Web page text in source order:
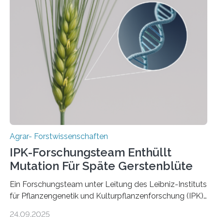
Kulturpflanzenforschung (IPK) zeigt, dass die heutige
Gerste aus verschiedenen Wildpopulationen im
sogenannten Fruchtbaren Halbmond hervorgegangen
ist. Sie besitzt also eine Art „Mosaik-Abstammung“. Die
Ergebnisse der Studie wurden heute in der
Fachzeitschrift „Nature“ veröffentlicht. Die
Forschungsgruppe hat die Evolution und…
Agrar- Forstwissenschaften
IPK-Forschungsteam Enthüllt
Mutation Für Späte Gerstenblüte
Ein Forschungsteam unter Leitung des Leibniz-Instituts
für Pflanzengenetik und Kulturpflanzenforschung (IPK)
24.09.2025